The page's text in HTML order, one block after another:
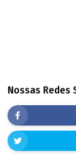
Nossas Redes